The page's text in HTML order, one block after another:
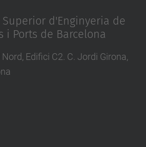
Superior d'Enginyeria de
i Ports de Barcelona
Edifici C2. C. Jordi Girona,